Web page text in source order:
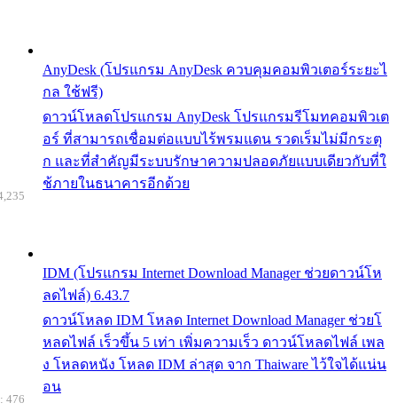
AnyDesk (โปรแกรม AnyDesk ควบคุมคอมพิวเตอร์ระยะไ
กล ใช้ฟรี)
ดาวน์โหลดโปรแกรม AnyDesk โปรแกรมรีโมทคอมพิวเต
อร์ ที่สามารถเชื่อมต่อแบบไร้พรมแดน รวดเร็มไม่มีกระตุ
ก และที่สำคัญมีระบบรักษาความปลอดภัยแบบเดียวกับที่ใ
ช้ภายในธนาคารอีกด้วย
IDM (โปรแกรม Internet Download Manager ช่วยดาวน์โห
ลดไฟล์) 6.43.7
ดาวน์โหลด IDM โหลด Internet Download Manager ช่วยโ
หลดไฟล์ เร็วขึ้น 5 เท่า เพิ่มความเร็ว ดาวน์โหลดไฟล์ เพล
ง โหลดหนัง โหลด IDM ล่าสุด จาก Thaiware ไว้ใจได้แน่น
อน
476